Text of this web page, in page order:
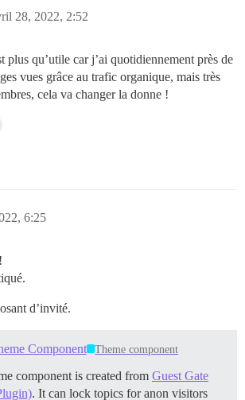
28, 2022, 2:52
plus qu’utile car j’ai quotidiennement près de
vues grâce au trafic organique, mais très
cela va changer la donne !
6:25
d’invité.
Component Theme component
component is created from Guest Gate
. It can lock topics for anon visitors